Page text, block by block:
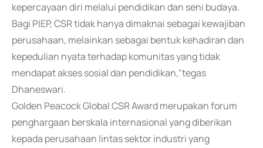
kepercayaan diri melalui pendidikan dan seni budaya.
Bagi PIEP, CSR tidak hanya dimaknai sebagai kewajiban
perusahaan, melainkan sebagai bentuk kehadiran dan
kepedulian nyata terhadap komunitas yang tidak
mendapat akses sosial dan pendidikan,"tegas
Dhaneswari.
Golden Peacock Global CSR Award merupakan forum
penghargaan berskala internasional yang diberikan
kepada perusahaan lintas sektor industri yang